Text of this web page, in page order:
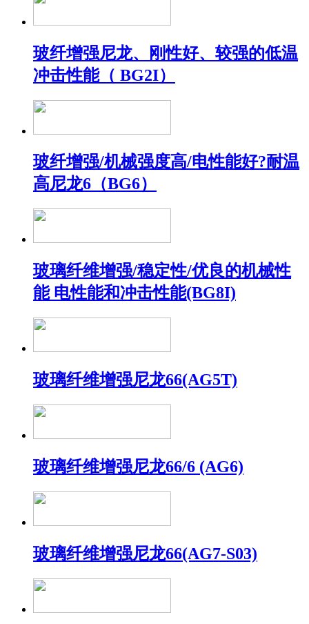
玻纤增强尼龙、刚性好、较强的低温
冲击性能（ BG2I）
玻纤增强/机械强度高/电性能好?耐温
高尼龙6（BG6）
玻璃纤维增强/稳定性/优良的机械性
能 电性能和冲击性能(BG8I)
玻璃纤维增强尼龙66(AG5T)
玻璃纤维增强尼龙66/6 (AG6)
玻璃纤维增强尼龙66(AG7-S03)